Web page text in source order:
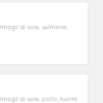
di soia, salmone,
di soia, pollo, tuorlo